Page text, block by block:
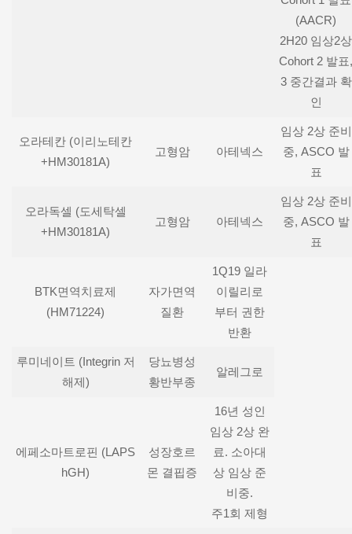
(AACR)
2H20 임상2상
Cohort 2 발표,
3 중간결과 확
인
오라테칸 (이리노테칸
+HM30181A)
고형암 아테넥스
임상 2상 준비
중, ASCO 발
표
오라독셀 (도세탁셀
+HM30181A)
고형암 아테넥스
임상 2상 준비
중, ASCO 발
표
BTK면역치료제
(HM71224)
자가면역
질환
1Q19 일라
이릴리로
부터 권한
반환
루미네이트 (Integrin 저
해제)
당뇨병성
황반부종
알레그로
에페소마트로핀 (LAPS
hGH)
성장호르
몬 결핍증
16년 성인
임상 2상 완
료. 소아대
상 임상 준
비중.
주1회 제형